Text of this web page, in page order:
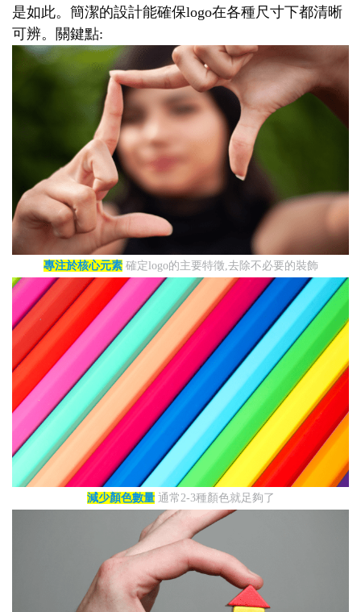
是如此。簡潔的設計能確保logo在各種尺寸下都清晰
可辨。關鍵點:
專注於核心元素確定logo的主要特徵,去除不必要的裝飾
減少顏色數量通常2-3種顏色就足夠了